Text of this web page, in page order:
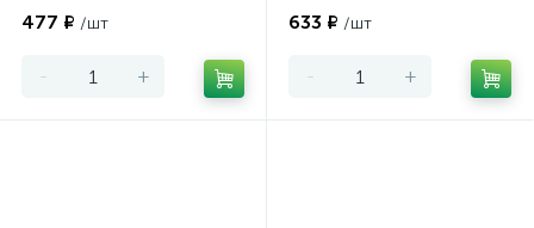
477 ₽ /шт
- +
633 ₽ /шт
- +